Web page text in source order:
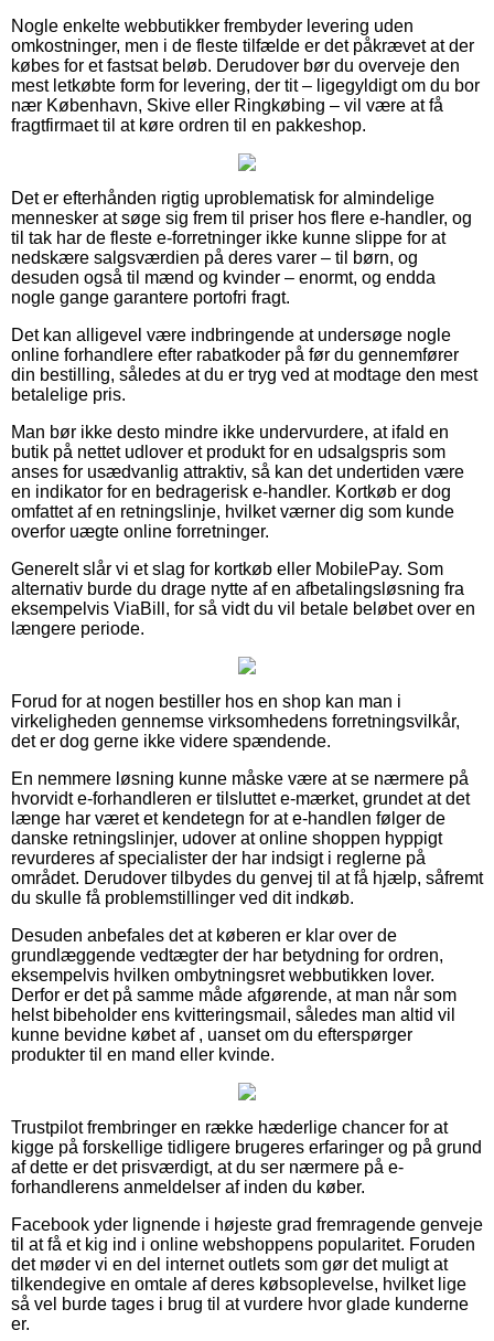
Nogle enkelte webbutikker frembyder levering uden
omkostninger, men i de fleste tilfælde er det påkrævet at der
købes for et fastsat beløb. Derudover bør du overveje den
mest letkøbte form for levering, der tit – ligegyldigt om du bor
nær København, Skive eller Ringkøbing – vil være at få
fragtfirmaet til at køre ordren til en pakkeshop.
Det er efterhånden rigtig uproblematisk for almindelige
mennesker at søge sig frem til priser hos flere e-handler, og
til tak har de fleste e-forretninger ikke kunne slippe for at
nedskære salgsværdien på deres varer – til børn, og
desuden også til mænd og kvinder – enormt, og endda
nogle gange garantere portofri fragt.
Det kan alligevel være indbringende at undersøge nogle
online forhandlere efter rabatkoder på før du gennemfører
din bestilling, således at du er tryg ved at modtage den mest
betalelige pris.
Man bør ikke desto mindre ikke undervurdere, at ifald en
butik på nettet udlover et produkt for en udsalgspris som
anses for usædvanlig attraktiv, så kan det undertiden være
en indikator for en bedragerisk e-handler. Kortkøb er dog
omfattet af en retningslinje, hvilket værner dig som kunde
overfor uægte online forretninger.
Generelt slår vi et slag for kortkøb eller MobilePay. Som
alternativ burde du drage nytte af en afbetalingsløsning fra
eksempelvis ViaBill, for så vidt du vil betale beløbet over en
længere periode.
Forud for at nogen bestiller hos en shop kan man i
virkeligheden gennemse virksomhedens forretningsvilkår,
det er dog gerne ikke videre spændende.
En nemmere løsning kunne måske være at se nærmere på
hvorvidt e-forhandleren er tilsluttet e-mærket, grundet at det
længe har været et kendetegn for at e-handlen følger de
danske retningslinjer, udover at online shoppen hyppigt
revurderes af specialister der har indsigt i reglerne på
området. Derudover tilbydes du genvej til at få hjælp, såfremt
du skulle få problemstillinger ved dit indkøb.
Desuden anbefales det at køberen er klar over de
grundlæggende vedtægter der har betydning for ordren,
eksempelvis hvilken ombytningsret webbutikken lover.
Derfor er det på samme måde afgørende, at man når som
helst bibeholder ens kvitteringsmail, således man altid vil
kunne bevidne købet af , uanset om du efterspørger
produkter til en mand eller kvinde.
Trustpilot frembringer en række hæderlige chancer for at
kigge på forskellige tidligere brugeres erfaringer og på grund
af dette er det prisværdigt, at du ser nærmere på e-
forhandlerens anmeldelser af inden du køber.
Facebook yder lignende i højeste grad fremragende genveje
til at få et kig ind i online webshoppens popularitet. Foruden
det møder vi en del internet outlets som gør det muligt at
tilkendegive en omtale af deres købsoplevelse, hvilket lige
så vel burde tages i brug til at vurdere hvor glade kunderne
er.